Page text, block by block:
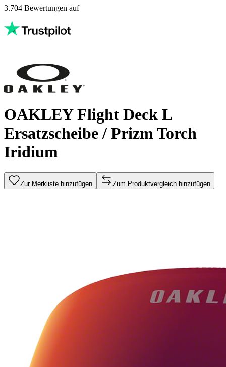
3.704 Bewertungen auf
OAKLEY Flight Deck L
Ersatzscheibe / Prizm Torch
Iridium
Zur Merkliste hinzufügen Zum Produktvergleich hinzufügen